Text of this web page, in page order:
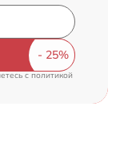
c политикой